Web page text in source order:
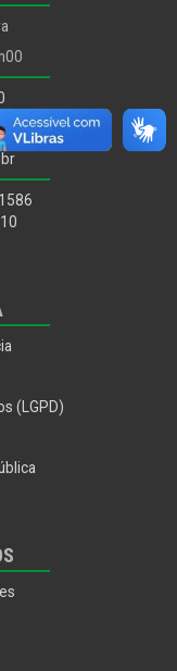
(LGPD)